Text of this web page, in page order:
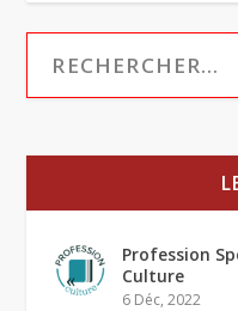
Profession
Culture
6 Déc, 2022